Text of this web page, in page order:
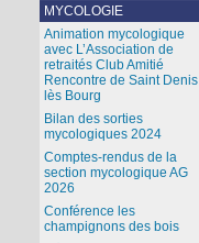
MYCOLOGIE
Animation mycologique
avec L’Association de
retraités Club Amitié
Rencontre de Saint Denis
lès Bourg
Bilan des sorties
mycologiques 2024
Comptes-rendus de la
section mycologique AG
2026
Conférence les
champignons des bois